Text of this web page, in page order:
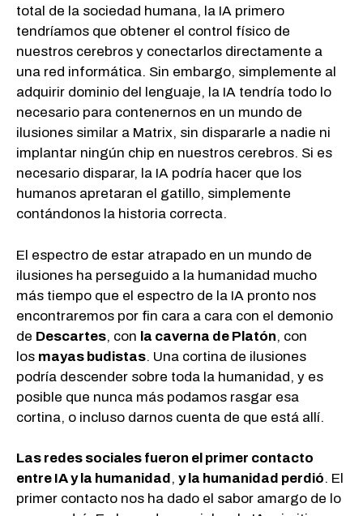
total de la sociedad humana, la IA primero
tendríamos que obtener el control físico de
nuestros cerebros y conectarlos directamente a
una red informática. Sin embargo, simplemente al
adquirir dominio del lenguaje, la IA tendría todo lo
necesario para contenernos en un mundo de
ilusiones similar a Matrix, sin dispararle a nadie ni
implantar ningún chip en nuestros cerebros. Si es
necesario disparar, la IA podría hacer que los
humanos apretaran el gatillo, simplemente
contándonos la historia correcta.
El espectro de estar atrapado en un mundo de
ilusiones ha perseguido a la humanidad mucho
más tiempo que el espectro de la IA pronto nos
encontraremos por fin cara a cara con el demonio
de Descartes, con la caverna de Platón, con
los mayas budistas. Una cortina de ilusiones
podría descender sobre toda la humanidad, y es
posible que nunca más podamos rasgar esa
cortina, o incluso darnos cuenta de que está allí.
Las redes sociales fueron el primer contacto
entre IA y la humanidad , y la humanidad perdió. El
primer contacto nos ha dado el sabor amargo de lo